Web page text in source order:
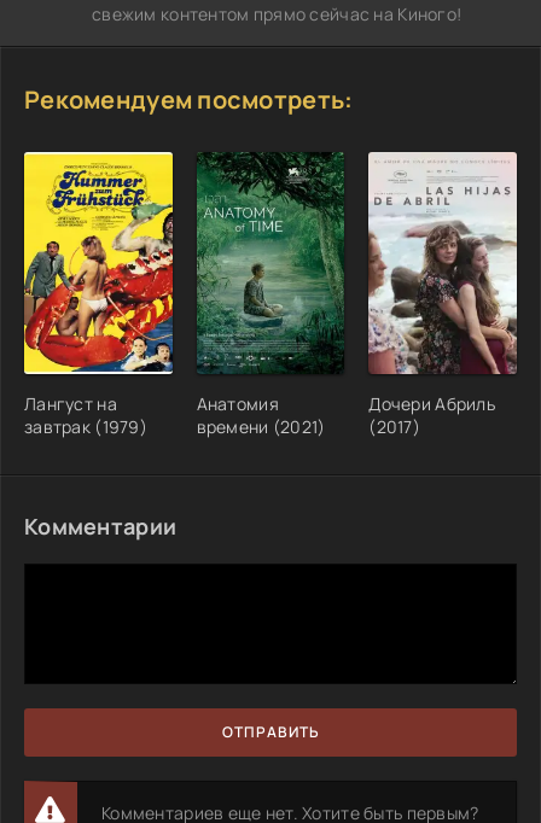
свежим контентом прямо сейчас на Киного!
Рекомендуем посмотреть:
Лангуст на
завтрак (1979)
Анатомия
времени (2021)
Дочери Абриль
(2017)
Комментарии
ОТПРАВИТЬ
Комментариев еще нет. Хотите быть первым?